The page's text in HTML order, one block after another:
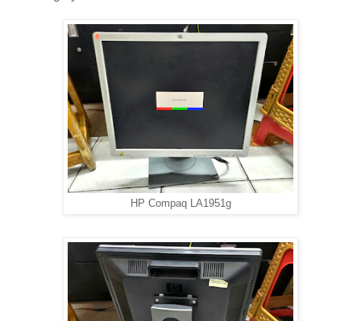
HP Compaq LA1951g